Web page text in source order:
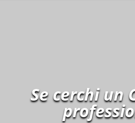
Se cerchi un